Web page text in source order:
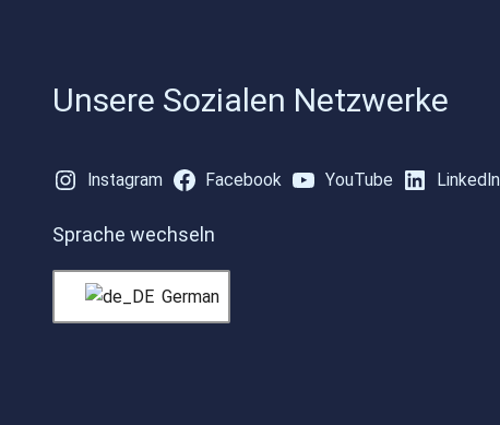
Unsere Sozialen Netzwerke
Instagram Facebook YouTube LinkedIn
Sprache wechseln
German